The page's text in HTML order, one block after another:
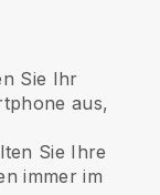
Sie Ihr
aus,
Sie Ihre
immer im